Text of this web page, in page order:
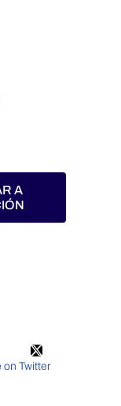
A
on Twitter